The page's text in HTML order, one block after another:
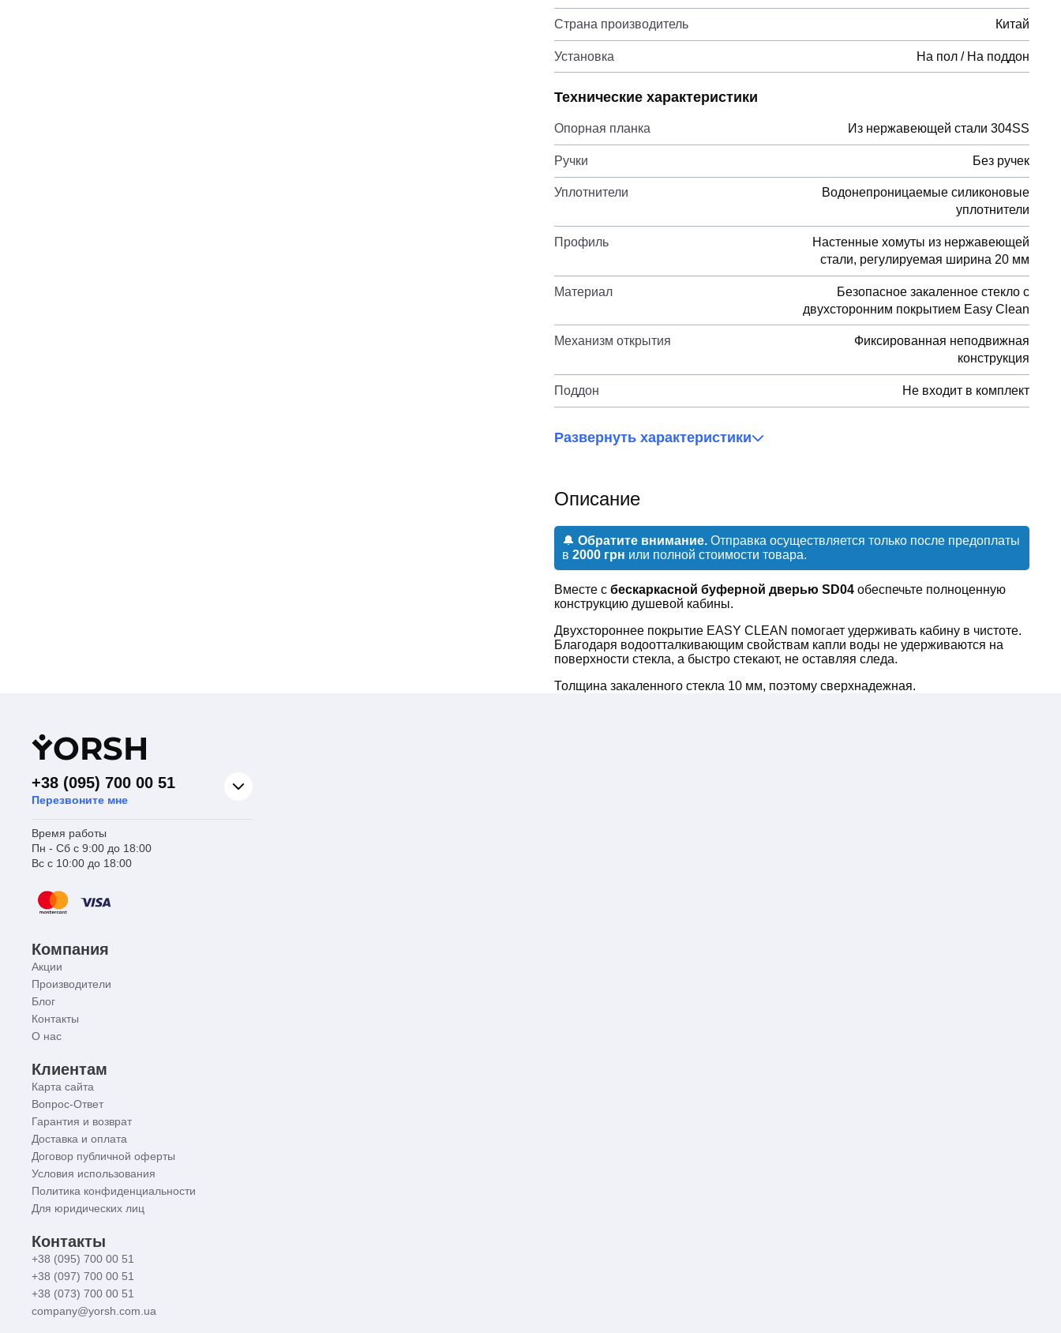
Страна производитель Китай
Установка На пол / На поддон
Технические характеристики
Опорная планка Из нержавеющей стали 304SS
Ручки Без ручек
Уплотнители
Водонепроницаемые силиконовые
уплотнители
Профиль
Настенные хомуты из нержавеющей
стали, регулируемая ширина 20 мм
Материал
Безопасное закаленное стекло с
двухсторонним покрытием Easy Clean
Механизм открытия
Фиксированная неподвижная
конструкция
Поддон Не входит в комплект
Развернуть характеристики
Описание
🔔 Обратите внимание. Отправка осуществляется только после предоплаты
в 2000 грн или полной стоимости товара.
Вместе с бескаркасной буферной дверью SD04 обеспечьте полноценную
конструкцию душевой кабины.
Двухстороннее покрытие EASY CLEAN помогает удерживать кабину в чистоте.
Благодаря водоотталкивающим свойствам капли воды не удерживаются на
поверхности стекла, а быстро стекают, не оставляя следа.
Толщина закаленного стекла 10 мм, поэтому сверхнадежная.
YORSH
+38 (095) 700 00 51
Перезвоните мне
Время работы
Пн - Сб с 9:00 до 18:00
Вс с 10:00 до 18:00
Компания
Акции
Производители
Блог
Контакты
О нас
Клиентам
Карта сайта
Вопрос-Ответ
Гарантия и возврат
Доставка и оплата
Договор публичной оферты
Условия использования
Политика конфиденциальности
Для юридических лиц
Контакты
+38 (095) 700 00 51
+38 (097) 700 00 51
+38 (073) 700 00 51
company@yorsh.com.ua